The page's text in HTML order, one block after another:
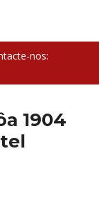
nos:
1904